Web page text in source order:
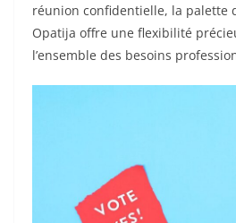
réunion confidentielle, la palette
Opatija offre une flexibilité
l’ensemble des besoins